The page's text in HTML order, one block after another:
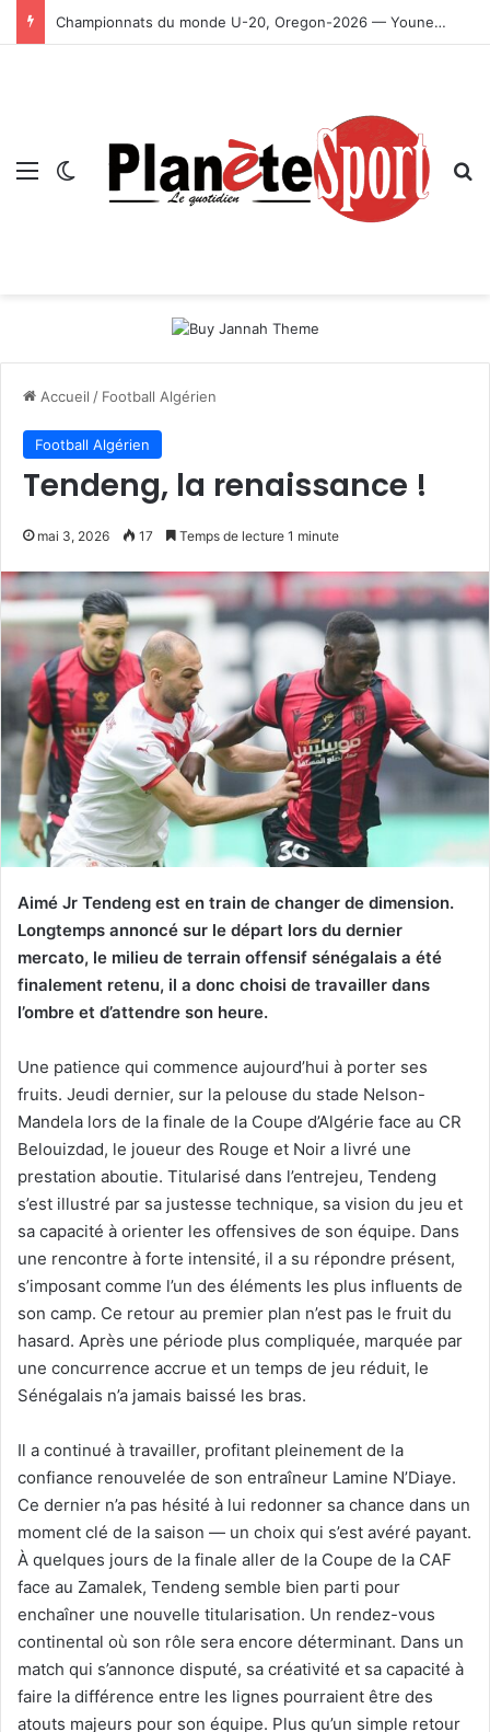
Championnats du monde U-20, Oregon-2026 — Younes Ayachi décroche la médaille d’or
Menu Switch skin
Accueil / Football Algérien
Football Algérien
Tendeng, la renaissance !
mai 3, 2026 17 Temps de lecture 1 minute
Aimé Jr Tendeng est en train de changer de dimension.
Longtemps annoncé sur le départ lors du dernier
mercato, le milieu de terrain offensif sénégalais a été
finalement retenu, il a donc choisi de travailler dans
l’ombre et d’attendre son heure.
Une patience qui commence aujourd’hui à porter ses
fruits. Jeudi dernier, sur la pelouse du stade Nelson-
Mandela lors de la finale de la Coupe d’Algérie face au CR
Belouizdad, le joueur des Rouge et Noir a livré une
prestation aboutie. Titularisé dans l’entrejeu, Tendeng
s’est illustré par sa justesse technique, sa vision du jeu et
sa capacité à orienter les offensives de son équipe. Dans
une rencontre à forte intensité, il a su répondre présent,
s’imposant comme l’un des éléments les plus influents de
son camp. Ce retour au premier plan n’est pas le fruit du
hasard. Après une période plus compliquée, marquée par
une concurrence accrue et un temps de jeu réduit, le
Sénégalais n’a jamais baissé les bras.
Il a continué à travailler, profitant pleinement de la
confiance renouvelée de son entraîneur Lamine N’Diaye.
Ce dernier n’a pas hésité à lui redonner sa chance dans un
moment clé de la saison — un choix qui s’est avéré payant.
À quelques jours de la finale aller de la Coupe de la CAF
face au Zamalek, Tendeng semble bien parti pour
enchaîner une nouvelle titularisation. Un rendez-vous
continental où son rôle sera encore déterminant. Dans un
match qui s’annonce disputé, sa créativité et sa capacité à
faire la différence entre les lignes pourraient être des
atouts majeurs pour son équipe. Plus qu’un simple retour